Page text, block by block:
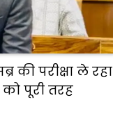
की परीक्षा ले रहा
पूरी तरह